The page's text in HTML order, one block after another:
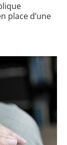
place d’une